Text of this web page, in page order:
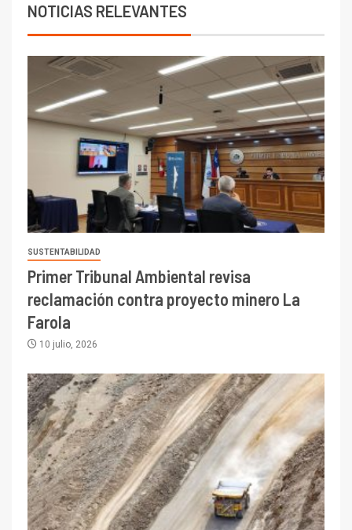
NOTICIAS RELEVANTES
SUSTENTABILIDAD
Primer Tribunal Ambiental revisa
reclamación contra proyecto minero La
Farola
10 julio, 2026